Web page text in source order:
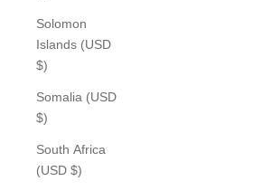
Solomon
Islands (USD
$)
Somalia (USD
$)
South Africa
(USD $)